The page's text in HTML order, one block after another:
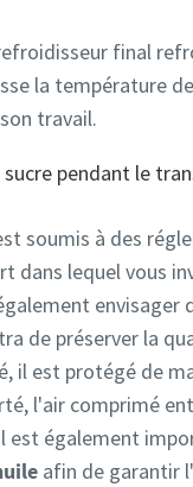
final
la température
travail.
pendant le
soumis à des
dans lequel vous
envisager
de préserver la
il est protégé de
l'air comprimé
est également
afin de garantir